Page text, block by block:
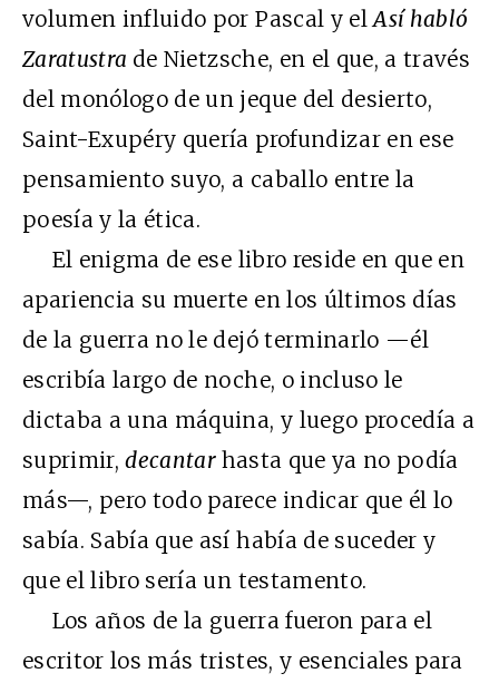
volumen influido por Pascal y elAsí habló
Zaratustra de Nietzsche, en el que, a través
del monólogo de un jeque del desierto,
Saint-Exupéry quería profundizar en ese
pensamiento suyo, a caballo entre la
poesía y la ética.
El enigma de ese libro reside en que en
apariencia su muerte en los últimos días
de la guerra no le dejó terminarlo —él
escribía largo de noche, o incluso le
dictaba a una máquina, y luego procedía a
suprimir,decantar hasta que ya no podía
más—, pero todo parece indicar que él lo
sabía. Sabía que así había de suceder y
que el libro sería un testamento.
Los años de la guerra fueron para el
escritor los más tristes, y esenciales para